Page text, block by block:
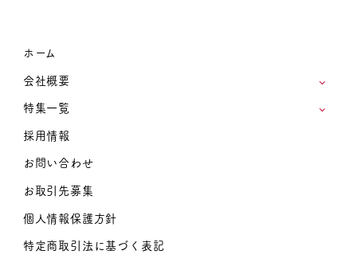
ホーム
会社概要
特集一覧
採用情報
お問い合わせ
お取引先募集
個人情報保護方針
特定商取引法に基づく表記